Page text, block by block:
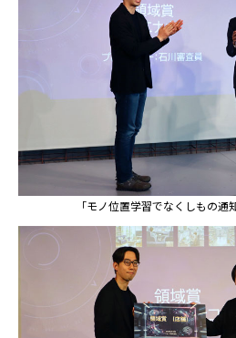
「モノ位置学習でなくしもの通